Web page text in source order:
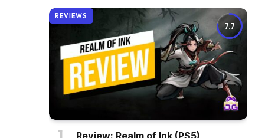
7.7
REVIEWS
Review: Realm of Ink (PS5)